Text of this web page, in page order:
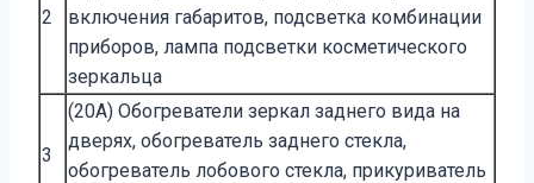
2
включения габаритов, подсветка комбинации
приборов, лампа подсветки косметического
зеркальца
3
(20A) Обогреватели зеркал заднего вида на
дверях, обогреватель заднего стекла,
обогреватель лобового стекла, прикуриватель